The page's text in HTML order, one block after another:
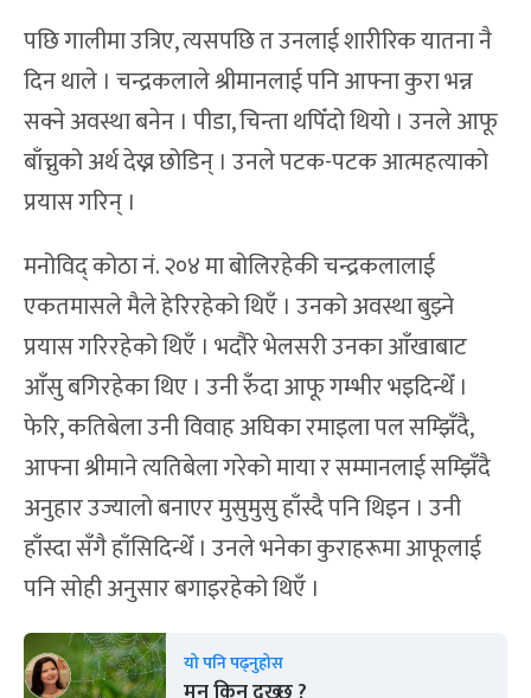
पछि गालीमा उत्रिए, त्यसपछि त उनलाई शारीरिक यातना नै
दिन थाले । चन्द्रकलाले श्रीमानलाई पनि आफ्ना कुरा भन्न
सक्ने अवस्था बनेन । पीडा, चिन्ता थपिँदो थियो । उनले आफू
बाँच्नुको अर्थ देख्न छोडिन् । उनले पटक-पटक आत्महत्याको
प्रयास गरिन् ।
मनोविद् कोठा नं. २०४ मा बोलिरहेकी चन्द्रकलालाई
एकतमासले मैले हेरिरहेको थिएँ । उनको अवस्था बुझ्ने
प्रयास गरिरहेको थिएँ । भदौरे भेलसरी उनका आँखाबाट
आँसु बगिरहेका थिए । उनी रुँदा आफू गम्भीर भइदिन्थेँ ।
फेरि, कतिबेला उनी विवाह अघिका रमाइला पल सम्झिँदै,
आफ्ना श्रीमाने त्यतिबेला गरेको माया र सम्मानलाई सम्झिँदै
अनुहार उज्यालो बनाएर मुसुमुसु हाँस्दै पनि थिइन । उनी
हाँस्दा सँगै हाँसिदिन्थेँ । उनले भनेका कुराहरूमा आफूलाई
पनि सोही अनुसार बगाइरहेको थिएँ ।
यो पनि पढ्नुहोस